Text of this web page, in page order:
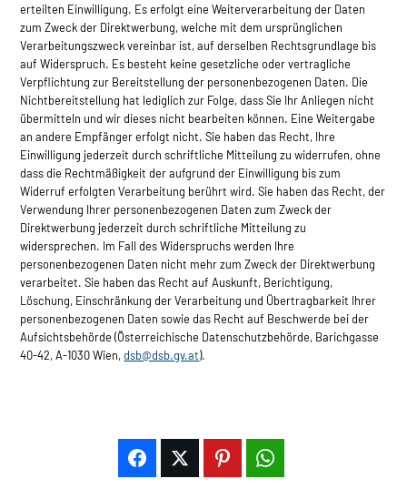
erteilten Einwilligung. Es erfolgt eine Weiterverarbeitung der Daten
zum Zweck der Direktwerbung, welche mit dem ursprünglichen
Verarbeitungszweck vereinbar ist, auf derselben Rec­htsgrundlage bis
auf Widerspruch. Es besteht keine gesetzliche oder vertragliche
Verpflichtung zur Bereitstellung der personenbezogenen Daten. Die
Nichtbereitstellung hat lediglich zur Folge, dass Sie Ihr Anliegen nicht
übermitteln und wir dieses nicht bearbeiten können. Eine Weitergabe
an andere Empfänger erfolgt nicht. Sie haben das Recht, Ihre
Einwilligung jederzeit durch schriftliche Mitteilung zu widerrufen, ohne
dass die Rechtmäßigkeit der aufgrund der Einwilligung bis zum
Widerruf erfolgten Verarbeitung berührt wird. Sie haben das Recht, der
Verwendung Ihrer personenbezogenen Daten zum Zweck der
Direktwerbung jederzeit durch schriftliche Mitteilung zu
widersprechen. Im Fall des Widerspruchs werden Ihre
personenbezogenen Daten nicht mehr zum Zweck der Direktwerbung
verarbeitet. Sie haben das Recht auf Auskunft, Berichtigung,
Löschung, Einschränkung der Verarbeitung und Übertragbarkeit Ihrer
personenbezogenen Daten sowie das Recht auf Beschwerde bei der
Aufsichtsbehörde (Österreichische Datenschutzbehörde, Barichgasse
40-42, A-1030 Wien,dsb@dsb.gv.at).